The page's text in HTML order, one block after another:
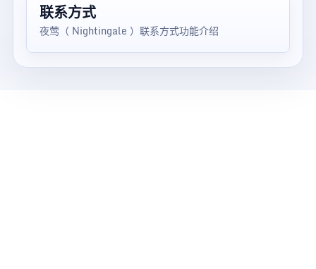
联系方式
夜莺（ Nightingale ）联系方式功能介绍